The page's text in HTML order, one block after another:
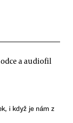
a audiofil
i když je nám z